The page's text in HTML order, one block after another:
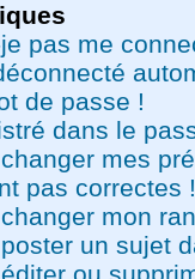
pas me
de passe !
dans le
mes
pas correctes !
mon
un sujet